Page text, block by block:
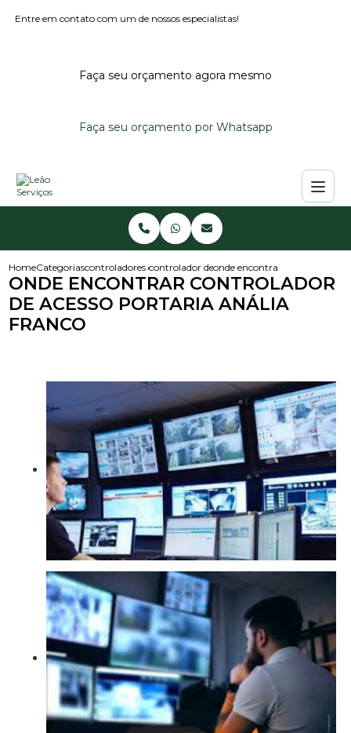
Entre em contato com um de nossos especialistas!
Faça seu orçamento agora mesmo
Faça seu orçamento por Whatsapp
HomeCategoriascontroladores de acessocontrolador de acessoonde encontrar controlador
ONDE ENCONTRAR CONTROLADOR
DE ACESSO PORTARIA ANÁLIA
FRANCO